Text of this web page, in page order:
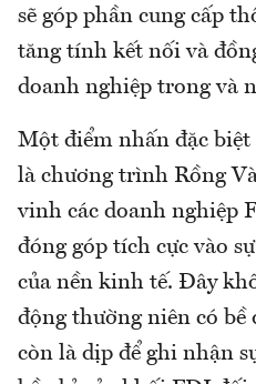
sẽ góp phần cung cấp
tăng tính kết nối và
doanh nghiệp trong và
Một điểm nhấn đặc
là chương trình Rồng
vinh các doanh nghiệp
đóng góp tích cực vào
của nền kinh tế. Đây
động thường niên có bề
còn là dịp để ghi nhận